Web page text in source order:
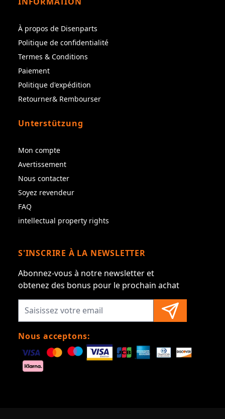
À propos de Disenparts
Politique de confidentialité
Termes & Conditions
Paiement
Politique d'expédition
Retourner& Rembourser
Unterstützung
Mon compte
Avertissement
Nous contacter
Soyez revendeur
FAQ
intellectual property rights
S'INSCRIRE À LA NEWSLETTER
Abonnez-vous à notre newsletter et
obtenez des bonus pour le prochain achat
Nous acceptons: